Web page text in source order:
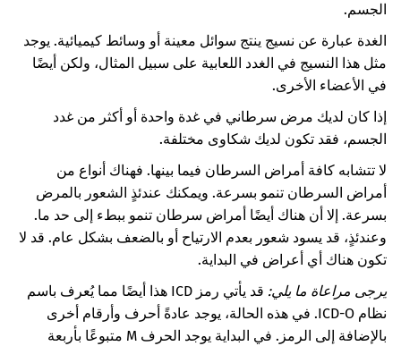
الجسم.
الغدة عبارة عن نسيج ينتج سوائل معينة أو وسائط كيميائية. يوجد
مثل هذا النسيج في الغدد اللعابية على سبيل المثال، ولكن أيضًا
في الأعضاء الأخرى.
إذا كان لديك مرض سرطاني في غدة واحدة أو أكثر من غدد
الجسم، فقد تكون لديك شكاوى مختلفة.
لا تتشابه كافة أمراض السرطان فيما بينها. فهناك أنواع من
أمراض السرطان تنمو بسرعة. ويمكنك عندئذٍ الشعور بالمرض
بسرعة. إلا أن هناك أيضًا أمراض سرطان تنمو ببطء إلى حد ما.
وعندئذٍ، قد يسود شعور بعدم الارتياح أو بالضعف بشكل عام. قد لا
تكون هناك أي أعراض في البداية.
يرجى مراعاة ما يلي:
قد يأتي رمز ICD هذا أيضًا مما يُعرف باسم
نظام ICD-O. في هذه الحالة، يوجد عادةً أحرف وأرقام أخرى
بالإضافة إلى الرمز. في البداية يوجد الحرف M متبوعًا بأربعة